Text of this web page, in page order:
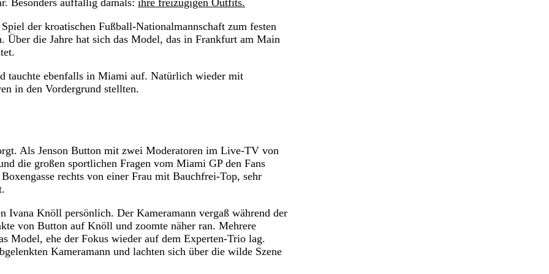
Besonders auffällig damals: ihre freizügigen Outfits.
der kroatischen Fußball-Nationalmannschaft zum festen
die Jahre hat sich das Model, das in Frankfurt am Main
tauchte ebenfalls in Miami auf. Natürlich wieder mit
in den Vordergrund stellten.
Als Jenson Button mit zwei Moderatoren im Live-TV von
die großen sportlichen Fragen vom Miami GP den Fans
rechts von einer Frau mit Bauchfrei-Top, sehr
Ivana Knöll persönlich. Der Kameramann vergaß während der
von Button auf Knöll und zoomte näher ran. Mehrere
Model, ehe der Fokus wieder auf dem Experten-Trio lag.
Kameramann und lachten sich über die wilde Szene